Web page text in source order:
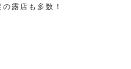
露店も多数！